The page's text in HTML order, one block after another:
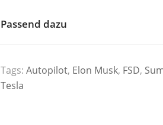
Passend dazu
Tags: Autopilot, Elon Musk, FSD,
Tesla